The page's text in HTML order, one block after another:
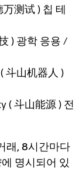
测试 ) 칩 테
) 광학 응용 /
山机器人 )
( 斗山能源 ) 전
래, 8시간마다
명시되어 있